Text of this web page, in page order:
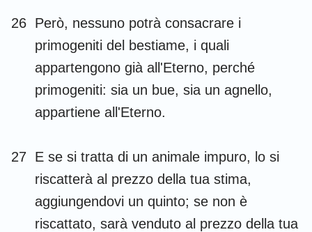
26 Però, nessuno potrà consacrare i
primogeniti del bestiame, i quali
appartengono già all'Eterno, perché
primogeniti: sia un bue, sia un agnello,
appartiene all'Eterno.
27 E se si tratta di un animale impuro, lo si
riscatterà al prezzo della tua stima,
aggiungendovi un quinto; se non è
riscattato, sarà venduto al prezzo della tua